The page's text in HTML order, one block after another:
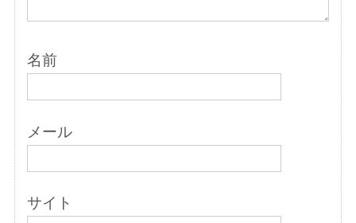
名前
メール
サイト